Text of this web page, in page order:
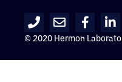
© 2020 Hermon